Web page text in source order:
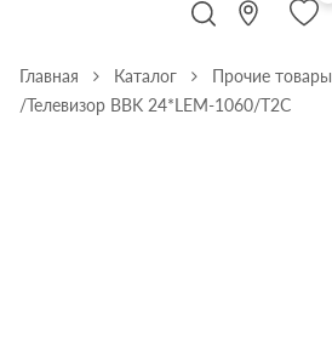
Главная Каталог
Прочие товары
/Телевизор BBK 24*LEM-1060/T2C